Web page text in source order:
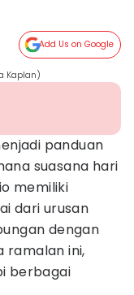
Add Us on Google
Kaplan)
panduan
suasana hari
memiliki
dari urusan
dengan
ramalan ini,
berbagai